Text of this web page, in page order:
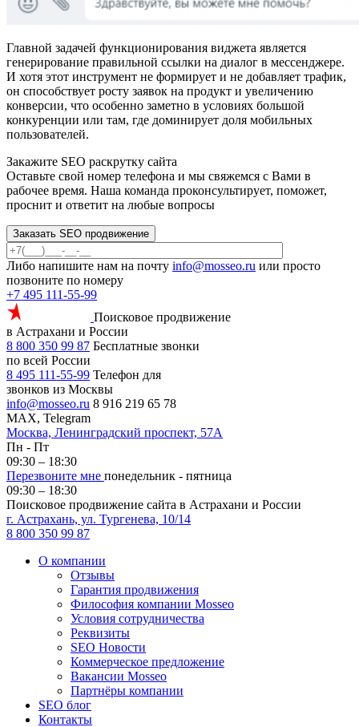
Главной задачей функционирования виджета является
генерирование правильной ссылки на диалог в мессенджере.
И хотя этот инструмент не формирует и не добавляет трафик,
он способствует росту заявок на продукт и увеличению
конверсии, что особенно заметно в условиях большой
конкуренции или там, где доминирует доля мобильных
пользователей.
Закажите SEO раскрутку сайта
Оставьте свой номер телефона и мы свяжемся с Вами в
рабочее время. Наша команда проконсультирует, поможет,
проснит и ответит на любые вопросы
Заказать SEO продвижение
Либо напишите нам на почту info@mosseo.ru или просто
позвоните по номеру
+7 495 111-55-99
Поисковое продвижение
в Астрахани и России
8 800 350 99 87 Бесплатные звонки
по всей России
8 495 111-55-99 Телефон для
звонков из Москвы
info@mosseo.ru 8 916 219 65 78
MAX, Telegram
Москва, Ленинградский проспект, 57А
Пн - Пт
09:30 – 18:30
Перезвоните мне понедельник - пятница
09:30 – 18:30
Поисковое продвижение сайта в Астрахани и России
г. Астрахань, ул. Тургенева, 10/14
8 800 350 99 87
О компании
Отзывы
Гарантия продвижения
Философия компании Mosseo
Условия сотрудничества
Реквизиты
SEO Новости
Коммерческое предложение
Вакансии Mosseo
Партнёры компании
SEO блог
Контакты